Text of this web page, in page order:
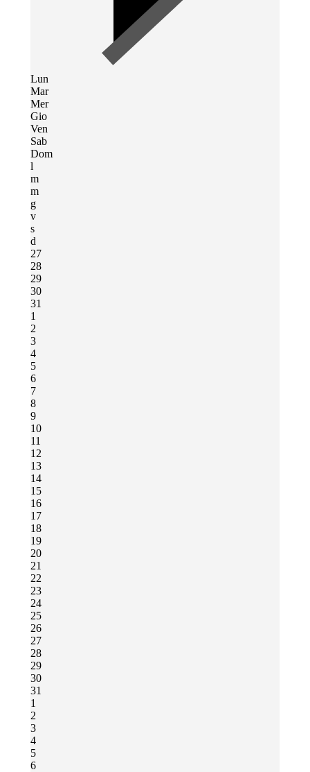
Lun
Mar
Mer
Gio
Ven
Sab
Dom
l
m
m
g
v
s
d
27
28
29
30
31
1
2
3
4
5
6
7
8
9
10
11
12
13
14
15
16
17
18
19
20
21
22
23
24
25
26
27
28
29
30
31
1
2
3
4
5
6